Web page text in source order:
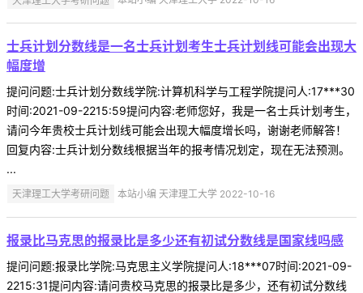
士兵计划分数线是一名士兵计划考生士兵计划线可能会出现大
幅度增
提问问题:士兵计划分数线学院:计算机科学与工程学院提问人:17***30
时间:2021-09-2215:59提问内容:老师您好，我是一名士兵计划考生，
请问今年贵校士兵计划线可能会出现大幅度增长吗，谢谢老师解答！
回复内容:士兵计划分数线根据当年的报考情况划定，现在无法预测。
...
天津理工大学考研问题 本站小编 天津理工大学 2022-10-16
报录比马克思的报录比是多少还有初试分数线是国家线吗感
提问问题:报录比学院:马克思主义学院提问人:18***07时间:2021-09-
2215:31提问内容:请问贵校马克思的报录比是多少，还有初试分数线